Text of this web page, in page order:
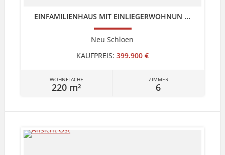
EINFAMILIENHAUS MIT EINLIEGERWOHNUN ...
Neu Schloen
KAUFPREIS: 399.900 €
WOHNFLÄCHE
220 m²
ZIMMER
6